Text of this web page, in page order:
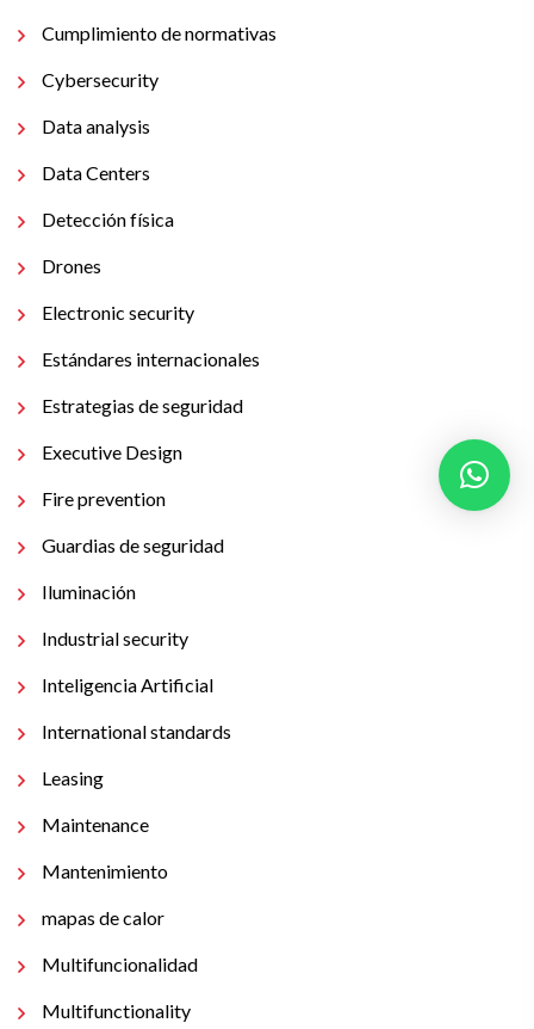
Cumplimiento de normativas
Cybersecurity
Data analysis
Data Centers
Detección física
Drones
Electronic security
Estándares internacionales
Estrategias de seguridad
Executive Design
Fire prevention
Guardias de seguridad
Iluminación
Industrial security
Inteligencia Artificial
International standards
Leasing
Maintenance
Mantenimiento
mapas de calor
Multifuncionalidad
Multifunctionality